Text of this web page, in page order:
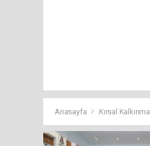
Anasayfa Kırsal Kalkınma